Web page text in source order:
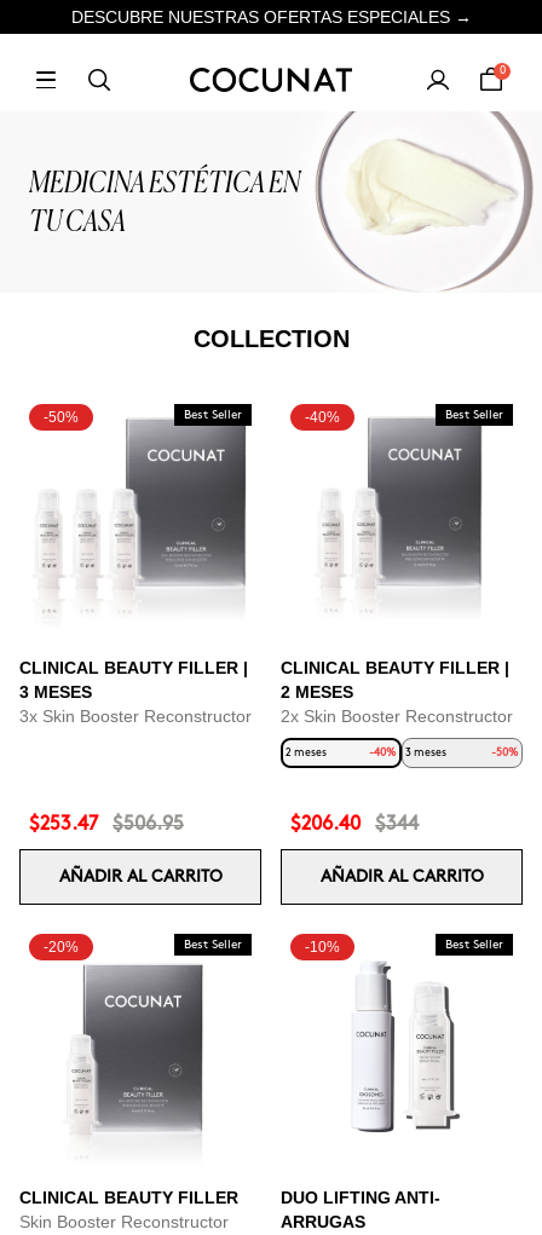
DESCUBRE NUESTRAS OFERTAS ESPECIALES →
0
MEDICINA ESTÉTICA EN
TU CASA
COLLECTION
-50% Best Seller
CLINICAL BEAUTY FILLER |
3 MESES
3x Skin Booster Reconstructor
$253.47 $506.95
AÑADIR AL CARRITO
-40% Best Seller
CLINICAL BEAUTY FILLER |
2 MESES
2x Skin Booster Reconstructor
2 meses -40% 3 meses -50%
$206.40 $344
AÑADIR AL CARRITO
-20% Best Seller
CLINICAL BEAUTY FILLER
Skin Booster Reconstructor
-10% Best Seller
DUO LIFTING ANTI-
ARRUGAS